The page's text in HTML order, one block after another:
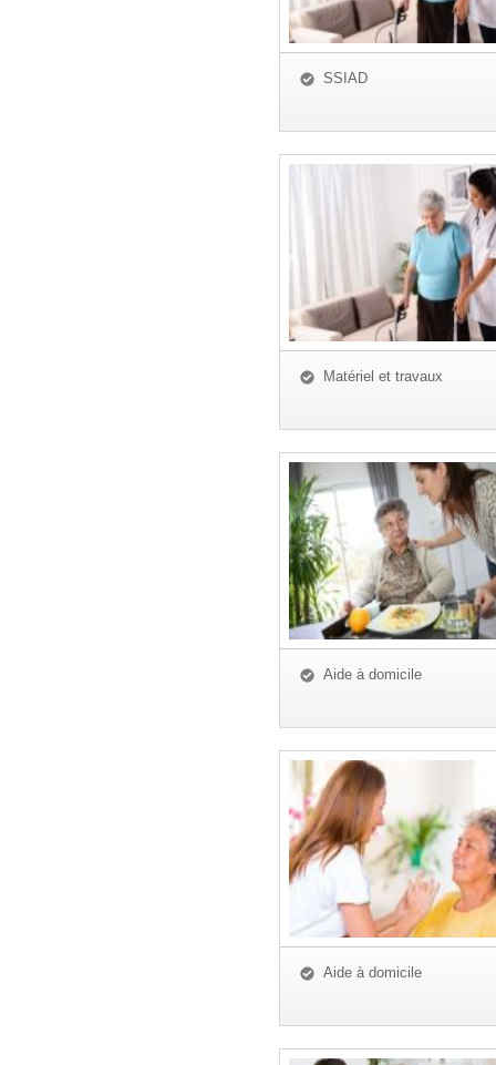
SSIAD
Matériel et travaux
Aide à domicile
Aide à domicile